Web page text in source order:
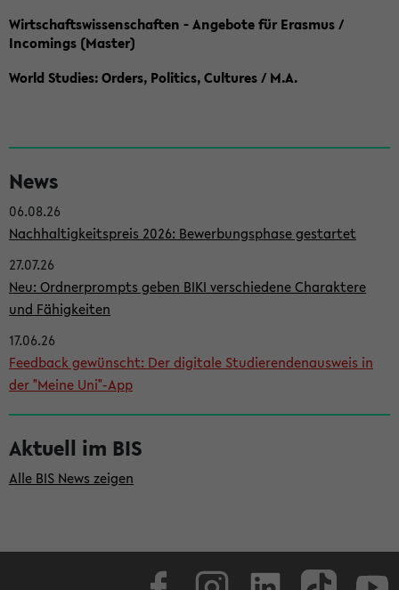
Wirtschaftswissenschaften - Angebote für Erasmus /
Incomings (Master)
World Studies: Orders, Politics, Cultures / M.A.
e
i
t
e
n
l
e
i
s
t
e
News
06.08.26
Nachhaltigkeitspreis 2026: Bewerbungsphase gestartet
27.07.26
Neu: Ordnerprompts geben BIKI verschiedene Charaktere
und Fähigkeiten
17.06.26
Feedback gewünscht: Der digitale Studierendenausweis in
der "Meine Uni"-App
Aktuell im BIS
Alle BIS News zeigen